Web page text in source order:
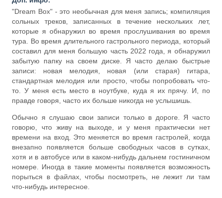
"Dream Box" - это необычная для меня запись; компиляция
сольных треков, записанных в течение нескольких лет,
которые я обнаружил во время прослушивания во время
тура. Во время длительного гастрольного периода, который
составил для меня большую часть 2022 года, я обнаружил
забытую папку на своем диске. Я часто делаю быстрые
записи: новая мелодия, новая (или старая) гитара,
стандартная мелодия или просто, чтобы попробовать что-
то. У меня есть место в ноутбуке, куда я их прячу. И, по
правде говоря, часто их больше никогда не услышишь.
Обычно я слушаю свои записи только в дороге. Я часто
говорю, что живу на выходе, и у меня практически нет
времени на вход. Это меняется во время гастролей, когда
внезапно появляется больше свободных часов в сутках,
хотя и в автобусе или в каком-нибудь дальнем гостиничном
номере. Иногда в такие моменты появляется возможность
порыться в файлах, чтобы посмотреть, не лежит ли там
что-нибудь интересное.